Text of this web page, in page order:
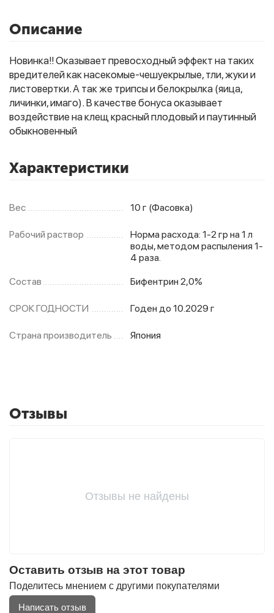
Фитолампы
Описание
Новинка!! Оказывает превосходный эффект на таких
вредителей как насекомые-чешуекрылые, тли, жуки и
листовертки. А так же трипсы и белокрылка (яица,
личинки, имаго). В качестве бонуса оказывает
воздействие на клещ красный плодовый и паутинный
обыкновенный
Характеристики
Вес 10 г (Фасовка)
Рабочий раствор
Норма расхода: 1-2 гр на 1 л
воды, методом распыления 1-
4 раза.
Состав Бифентрин 2,0%
СРОК ГОДНОСТИ Годен до 10.2029 г
Страна производитель Япония
Отзывы
Отзывы не найдены
Оставить отзыв на этот товар
Поделитесь мнением с другими покупателями
Написать отзыв